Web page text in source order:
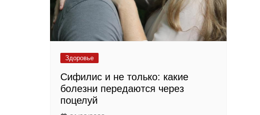
Здоровье
Сифилис и не только: какие
болезни передаются через
поцелуй